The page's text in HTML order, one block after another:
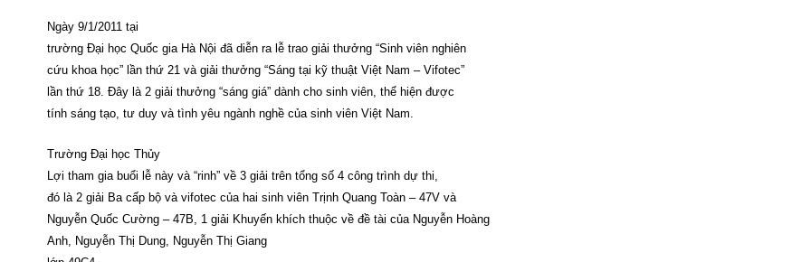
Ngày 9/1/2011 tại
trường Đại học Quốc gia Hà Nội đã diễn ra lễ trao giải thưởng “Sinh viên nghiên
cứu khoa học” lần thứ 21 và giải thưởng “Sáng tại kỹ thuật Việt Nam – Vifotec”
lần thứ 18. Đây là 2 giải thưởng “sáng giá” dành cho sinh viên, thể hiện được
tính sáng tạo, tư duy và tình yêu ngành nghề của sinh viên Việt Nam.
Trường Đại học Thủy
Lợi tham gia buổi lễ này và “rinh” về 3 giải trên tổng số 4 công trình dự thi,
đó là 2 giải Ba cấp bộ và vifotec của hai sinh viên Trịnh Quang Toàn – 47V và
Nguyễn Quốc Cường – 47B, 1 giải Khuyến khích thuộc về đề tài của Nguyễn Hoàng
Anh, Nguyễn Thị Dung, Nguyễn Thị Giang